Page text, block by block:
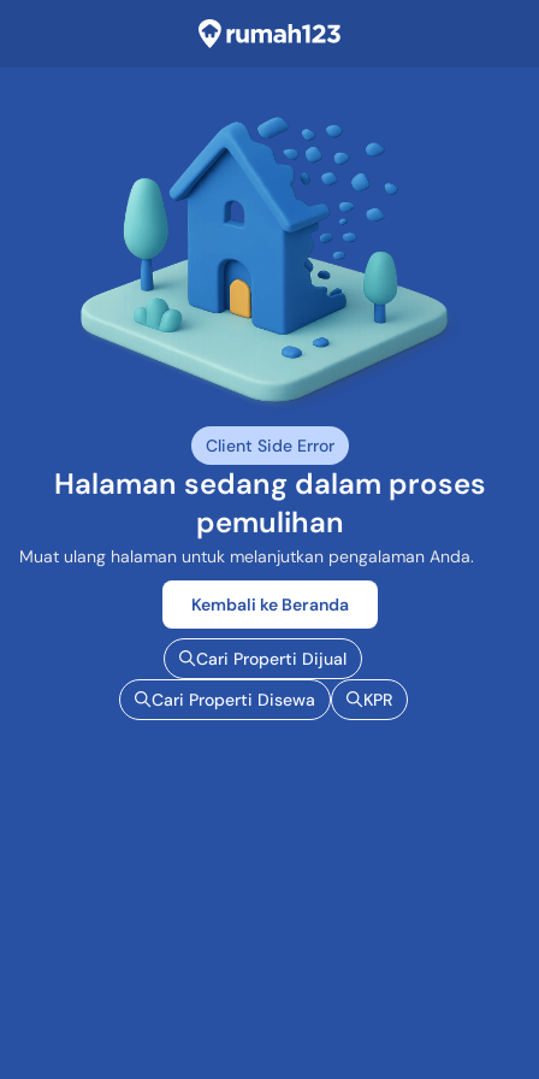
Client Side Error
Halaman sedang dalam proses
pemulihan
Muat ulang halaman untuk melanjutkan pengalaman Anda.
Kembali ke Beranda
Cari Properti Dijual
Cari Properti Disewa
KPR